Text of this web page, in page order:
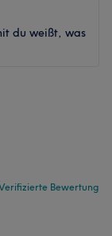
du weißt, was
Bewertung